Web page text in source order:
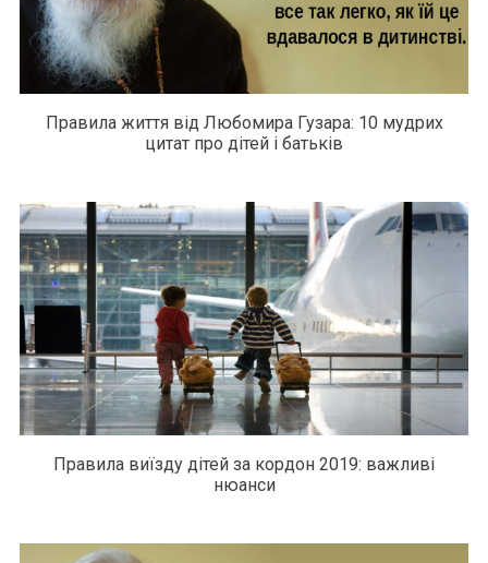
Правила життя від Любомира Гузара: 10 мудрих
цитат про дітей і батьків
Правила виїзду дітей за кордон 2019: важливі
нюанси